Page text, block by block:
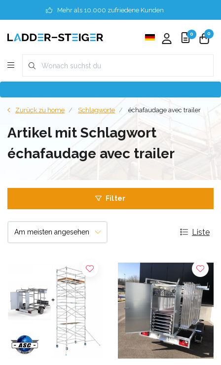
Mehr als 10.000 zufriedene Kunden
0 0
Zurück zu home Schlagworte échafaudage avec trailer
Artikel mit Schlagwort
échafaudage avec trailer
Filter
Liste